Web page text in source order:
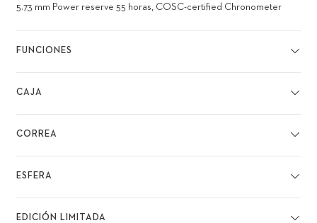
5.73 mm Power reserve 55 horas, COSC-certified Chronometer
FUNCIONES
CAJA
CORREA
ESFERA
EDICIÓN LIMITADA